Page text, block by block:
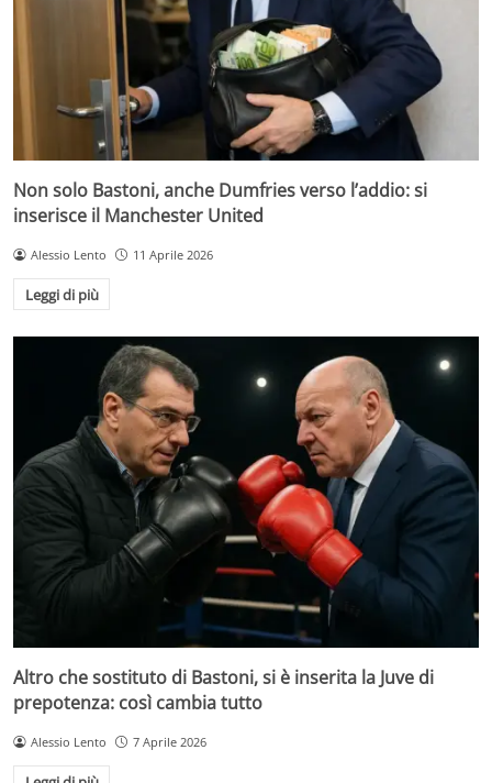
Non solo Bastoni, anche Dumfries verso l’addio: si
inserisce il Manchester United
Alessio Lento 11 Aprile 2026
Leggi di più
Altro che sostituto di Bastoni, si è inserita la Juve di
prepotenza: così cambia tutto
Alessio Lento 7 Aprile 2026